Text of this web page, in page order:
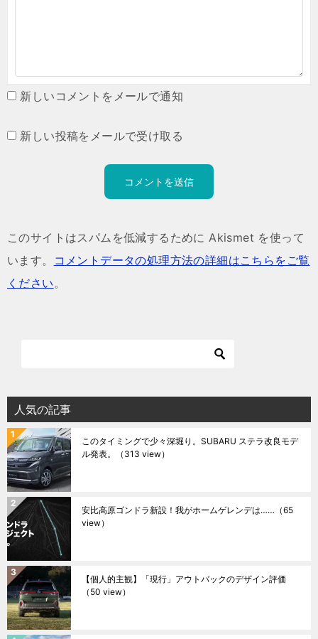
新しいコメントをメールで通知
新しい投稿をメールで受け取る
このサイトはスパムを低減するために Akismet を使って
います。
コメントデータの処理方法の詳細はこちらをご覧
ください。
人気の記事
このタイミングで少々深堀り。SUBARU ステラ改良モデ
ル発表。
（313 view）
安比高原ゴンドラ新設！我がホームゲレンデは…… （65
view）
【個人的主観】「現行」アウトバックのデザイン評価
（50 view）